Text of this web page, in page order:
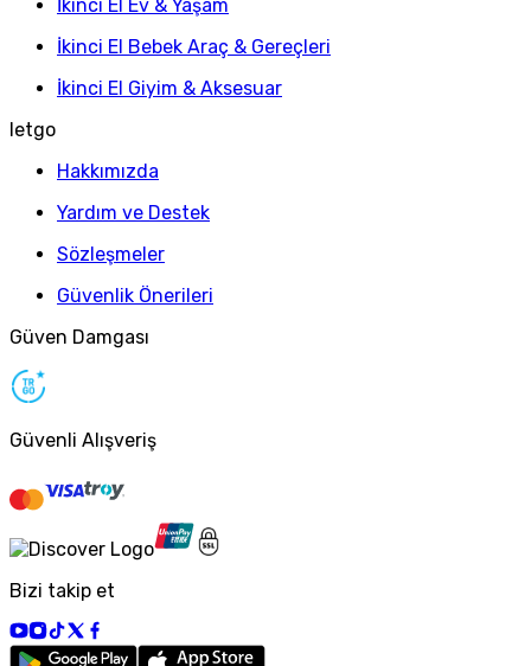
İkinci El Ev & Yaşam
İkinci El Bebek Araç & Gereçleri
İkinci El Giyim & Aksesuar
letgo
Hakkımızda
Yardım ve Destek
Sözleşmeler
Güvenlik Önerileri
Güven Damgası
Güvenli Alışveriş
Bizi takip et